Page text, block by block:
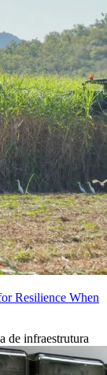
Resilience When
de infraestrutura